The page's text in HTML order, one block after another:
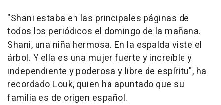
"Shani estaba en las principales páginas de
todos los periódicos el domingo de la mañana.
Shani, una niña hermosa. En la espalda viste el
árbol. Y ella es una mujer fuerte y increíble y
independiente y poderosa y libre de espíritu", ha
recordado Louk, quien ha apuntado que su
familia es de origen español.